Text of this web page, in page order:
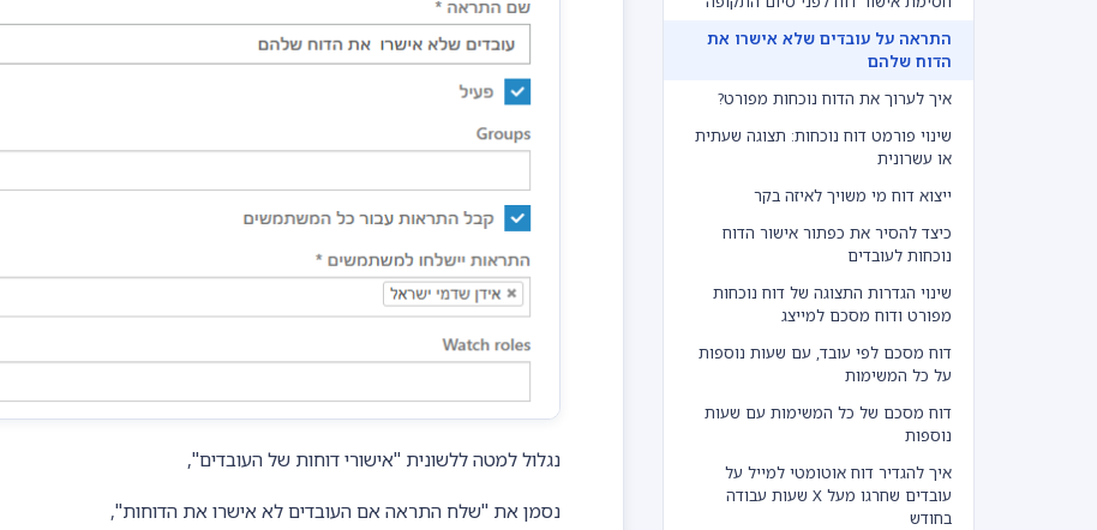
התראה על עובדים שלא אישרו את
הדוח שלהם
איך לערוך את הדוח נוכחות מפורט?
שינוי פורמט דוח נוכחות: תצוגה שעתית
או עשרונית
ייצוא דוח מי משויך לאיזה בקר
כיצד להסיר את כפתור אישור הדוח
נוכחות לעובדים
שינוי הגדרות התצוגה של דוח נוכחות
מפורט ודוח מסכם למייצג
דוח מסכם לפי עובד, עם שעות נוספות
על כל המשימות
דוח מסכם של כל המשימות עם שעות
נוספות
איך להגדיר דוח אוטומטי למייל על
עובדים שחרגו מעל X שעות עבודה
בחודש
נגלול למטה ללשונית "אישורי דוחות של העובדים",
נסמן את "שלח התראה אם העובדים לא אישרו את הדוחות",